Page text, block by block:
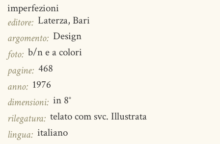
imperfezioni
editore: Laterza, Bari
argomento: Design
foto: b/n e a colori
pagine: 468
anno: 1976
dimensioni: in 8°
rilegatura: telato com svc. Illustrata
lingua: italiano